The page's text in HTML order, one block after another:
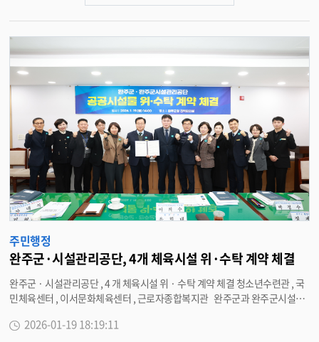
서도 도와의 책임 있는 협의와 정책 공조가 필요하다고 밝혔다 . 유 군수는 “
수천억 원 규모의 국 · 도비 확보와 정책적 지원은 전북특별자치도와의 긴밀한
정책 공조 없이는 완성될 수 없다 ” 고 밝혔다 . 아울러 “ 종합병원이 없는 완주
군에 산재병원과 공공산후조리원 조성 추진을 건의할 예정이다 ” 고 말했다 .
행정통합 문제에 대해서는 “ 정치적 논리가 아닌 오직 경제적 논리로 접근해야
하며 , 모든 결정은 군민의 뜻에 따라야 한다는 원칙에는 변함이 없다 ” 고 강조
했다 . 다만 “ 이제는 소모적인 지역 내 갈등을 종식시켜야 한다 ” 며 “ 법적 최
종 권한자인 행정안전부 장관이 완주군의 지역 여론과 19 일 있었던 군의회 기
자회견 내용 등을 충분히 수렴해 민주적 정당성을 갖춘 합리적인 결정을 내리
길 기대한다 ” 고 밝혔다 . 끝으로 유 군수는 “ 이번 도지사 방문이 갈등의 장이
아니라 완주의 굵직한 현안을 논의하고 미래를 설계하는 차분한 대화의 자리
가 될 수 있도록 이해와 협조를 부탁드린다 ” 며 “ 완주군의 자율성을 지키는 원
칙은 굳건히 고수하면서도 , 글로벌 수소도시이자 에이아이 (AI) 신산업의 메
카로 도약할 수 있도록 소통과 협력의 책임을 끝까지 다하겠다 ” 고 말했다 . <
주민행정
완주군·시설관리공단, 4개 체육시설 위·수탁 계약 체결
완주군 · 시설관리공단 , 4 개 체육시설 위 · 수탁 계약 체결 청소년수련관 , 국
민체육센터 , 이서문화체육센터 , 근로자종합복지관 완주군과 완주군시설관
지방공기업 방식의 효율적이고 지속적인 관리운영에 들어갔다 . 19 일 양 기
2026-01-19 18:19:11